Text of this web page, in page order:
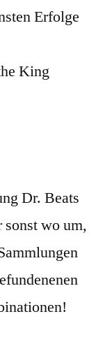
Erfolge
King
Dr. Beats
sonst wo um,